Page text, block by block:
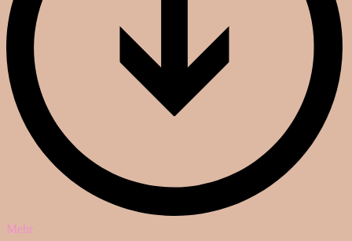
Mehr